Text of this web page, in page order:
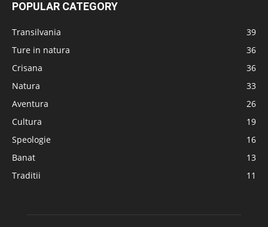
POPULAR CATEGORY
Transilvania
39
Ture in natura
36
Crisana
36
Natura
33
Aventura
26
Cultura
19
Speologie
16
Banat
13
Traditii
11